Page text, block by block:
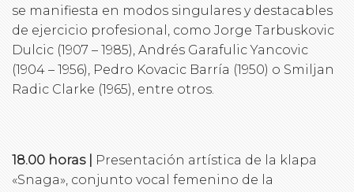
se manifiesta en modos singulares y destacables
de ejercicio profesional, como Jorge Tarbuskovic
Dulcic (1907 – 1985), Andrés Garafulic Yancovic
(1904 – 1956), Pedro Kovacic Barría (1950) o Smiljan
Radic Clarke (1965), entre otros.
18.00 horas |
Presentación artística de la klapa
«Snaga», conjunto vocal femenino de la